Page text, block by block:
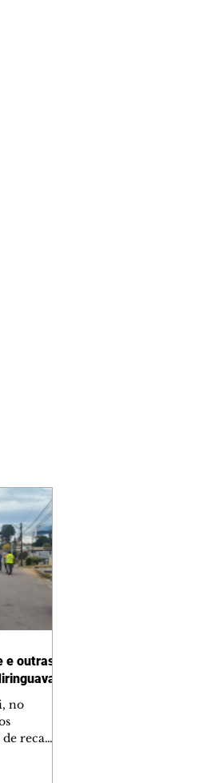
e outras
no
recape